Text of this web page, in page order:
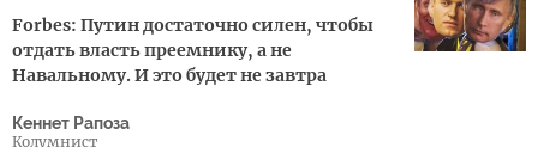
Forbes: Путин достаточно силен, чтобы
отдать власть преемнику, а не
Навальному. И это будет не завтра
Кеннет Рапоза
Колумнист